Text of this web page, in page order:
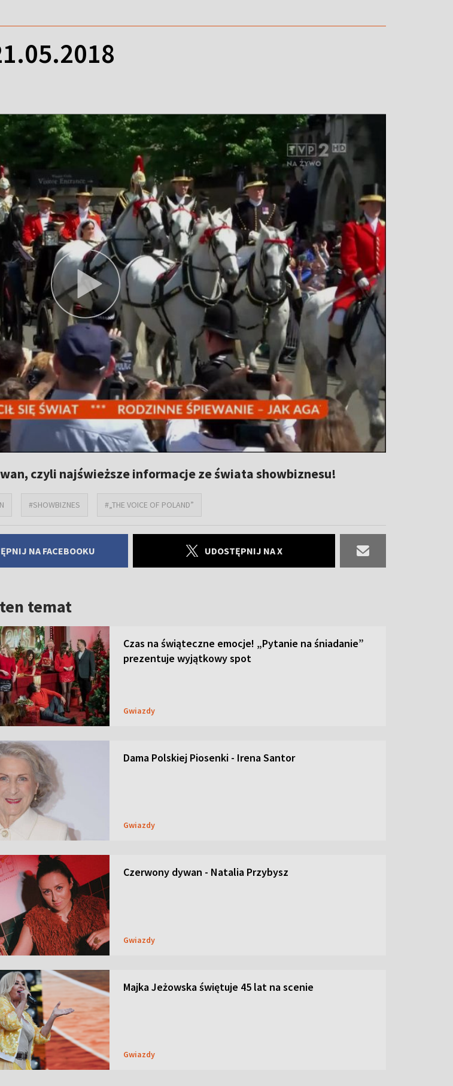
czyli najświeższe informacje ze świata showbiznesu!
#SHOWBIZNES #„THE VOICE OF POLAND”
NA FACEBOOKU UDOSTĘPNIJ NA X
temat
Czas na świąteczne emocje! „Pytanie na śniadanie”
prezentuje wyjątkowy spot
Gwiazdy
Dama Polskiej Piosenki - Irena Santor
Gwiazdy
Czerwony dywan - Natalia Przybysz
Gwiazdy
Majka Jeżowska świętuje 45 lat na scenie
Gwiazdy